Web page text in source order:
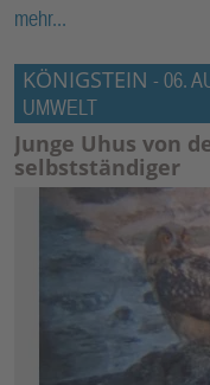
mehr...
KÖNIGSTEIN - 06.
UMWELT
Junge Uhus von
selbstständiger